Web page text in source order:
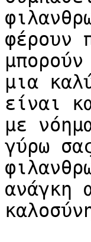
φέρουν
μια
είναι
με
γύρω
ανάγκη